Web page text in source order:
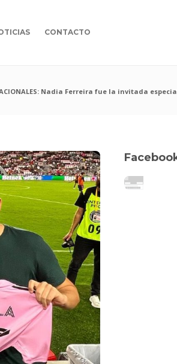
CONTACTO
Nadia Ferreira fue la invitada